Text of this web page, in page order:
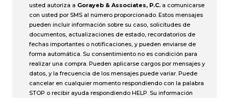
usted autoriza a Gorayeb & Associates, P.C. a comunicarse
con usted por SMS al número proporcionado. Estos mensajes
pueden incluir información sobre su caso, solicitudes de
documentos, actualizaciones de estado, recordatorios de
fechas importantes o notificaciones, y pueden enviarse de
forma automática. Su consentimiento no es condición para
realizar una compra. Pueden aplicarse cargos por mensajes y
datos, y la frecuencia de los mensajes puede variar. Puede
cancelar en cualquier momento respondiendo con la palabra
STOP o recibir ayuda respondiendo HELP. Su información